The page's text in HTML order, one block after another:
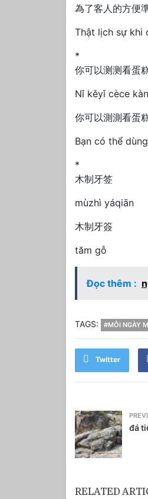
為了客人的方便
Thật lịch sự khi
*
你可以测测看蛋
Nǐ kěyǐ cèce
你可以測測看蛋
Bạn có thể
*
木制牙签
mùzhì yáqiān
木制牙簽
tăm gỗ
Đọc thêm :
TAGS: #MỖI NGÀY
Twitter
đá
RELATED